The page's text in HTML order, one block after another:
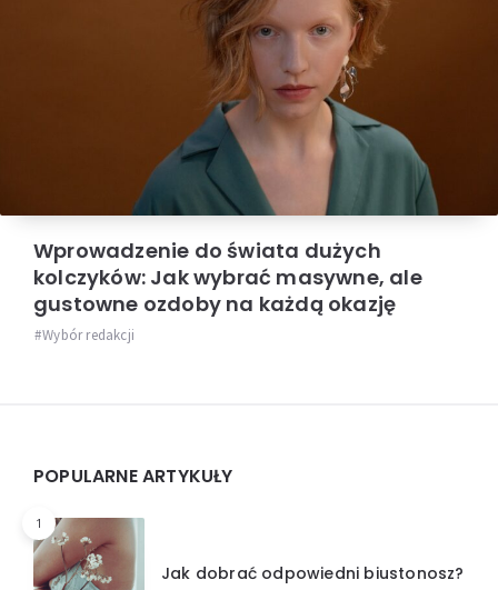
Wprowadzenie do świata dużych
kolczyków: Jak wybrać masywne, ale
gustowne ozdoby na każdą okazję
Wybór redakcji
Widgets
POPULARNE ARTYKUŁY
1
Jak dobrać odpowiedni biustonosz?